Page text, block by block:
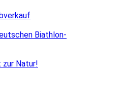
Biathlon-
Natur!